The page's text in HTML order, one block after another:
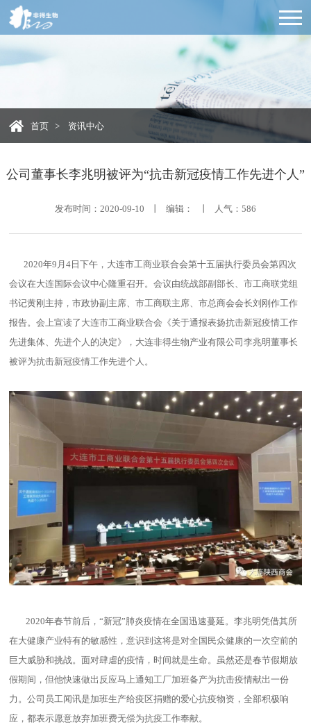
首页 > 资讯中心
公司董事长李兆明被评为“抗击新冠疫情工作先进个人”
发布时间：2020-09-10 丨 编辑： 丨 人气： 586
2020年9月4日下午，大连市工商业联合会第十五届执行委员会第四次
会议在大连国际会议中心隆重召开。会议由统战部副部长、市工商联党组
书记黄刚主持，市政协副主席、市工商联主席、市总商会会长刘刚作工作
报告。会上宣读了大连市工商业联合会《关于通报表扬抗击新冠疫情工作
先进集体、先进个人的决定》，大连非得生物产业有限公司李兆明董事长
被评为抗击新冠疫情工作先进个人。
2020年春节前后，“新冠”肺炎疫情在全国迅速蔓延。李兆明凭借其所
在大健康产业特有的敏感性，意识到这将是对全国民众健康的一次空前的
巨大威胁和挑战。面对肆虐的疫情，时间就是生命。虽然还是春节假期放
假期间，但他快速做出反应马上通知工厂加班备产为抗击疫情献出一份
力。公司员工闻讯是加班生产给疫区捐赠的爱心抗疫物资，全部积极响
应，都表示愿意放弃加班费无偿为抗疫工作奉献。